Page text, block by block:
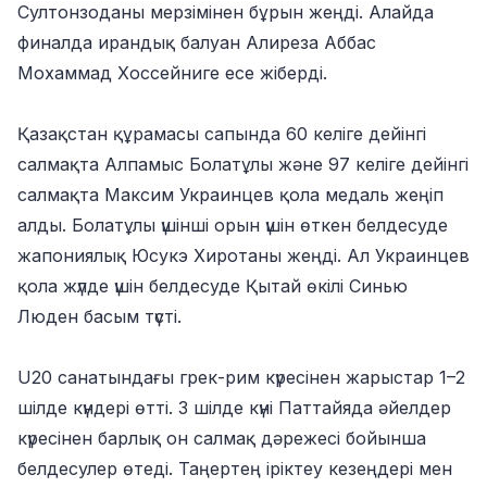
Султонзоданы мерзімінен бұрын жеңді. Алайда
финалда ирандық балуан Алиреза Аббас
Мохаммад Хоссейниге есе жіберді.
Қазақстан құрамасы сапында 60 келіге дейінгі
салмақта Алпамыс Болатұлы және 97 келіге дейінгі
салмақта Максим Украинцев қола медаль жеңіп
алды. Болатұлы үшінші орын үшін өткен белдесуде
жапониялық Юсукэ Хиротаны жеңді. Ал Украинцев
қола жүлде үшін белдесуде Қытай өкілі Синью
Люден басым түсті.
U20 санатындағы грек-рим күресінен жарыстар 1–2
шілде күндері өтті. 3 шілде күні Паттайяда әйелдер
күресінен барлық он салмақ дәрежесі бойынша
белдесулер өтеді. Таңертең іріктеу кезеңдері мен